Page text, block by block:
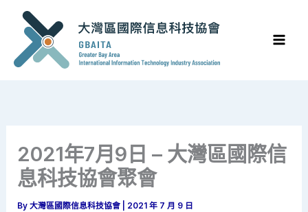
content
2021年7月9日 – 大灣區國際信
息科技協會聚會
By大灣區國際信息科技協會 2021 年 7 月 9 日